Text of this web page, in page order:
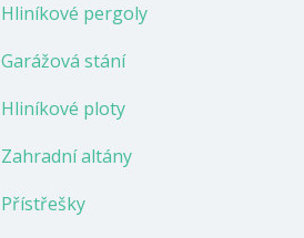
Hliníkové pergoly
Garážová stání
Hliníkové ploty
Zahradní altány
Přístřešky